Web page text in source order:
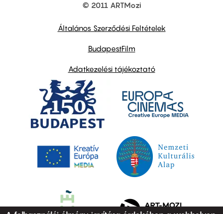
© 2011 ARTMozi
Általános Szerződési Feltételek
BudapestFilm
Adatkezelési tájékoztató